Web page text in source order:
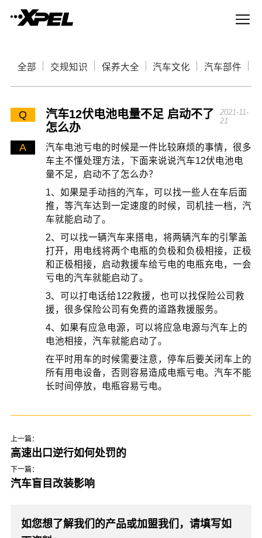
全部 交规知识 保养大全 汽车文化 汽车部件
Q
汽车12伏电池电量不足 启动不了
怎么办
2021-11-
21
A
汽车电池亏电的时候是一件比较麻烦的事情，很多
车主不懂处理方法，下面来说说汽车12伏电池电
量不足，启动不了怎么办？
1、如果是手动挡的汽车，可以找一些人在车后面
推，等汽车达到一定速度的时候，司机挂一档，汽
车就能启动了。
2、可以找一辆汽车来搭电，将两辆汽车的引擎盖
打开，用电线将两个电瓶的负极和负极相接，正极
和正极相接，启动救援车给亏电的电瓶充电，一会
亏电的汽车就能启动了。
3、可以打电话给122救援，也可以找保险公司救
援，很多保险公司有免费的道路救援服务。
4、如果有应急电源，可以将应急电源与汽车上的
电池相接，汽车就能启动了。
在平时用车的时候需要注意，停车后要关闭车上的
所有用电设备，否则容易造成电瓶亏电。汽车不能
长时间停放，电瓶容易亏电。
上一篇：
高速出口逆行如何处罚的
下一篇：
汽车盲目改装影响
如您想了解我们的产品或加盟我们，请填写如